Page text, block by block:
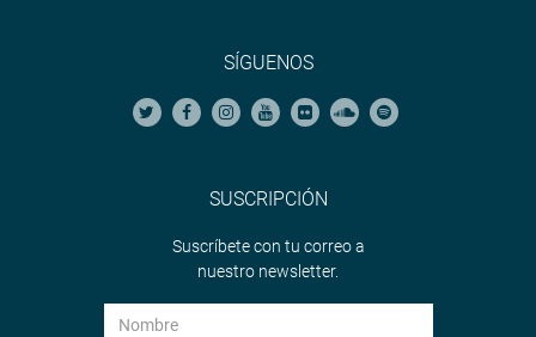
SÍGUENOS
SUSCRIPCIÓN
Suscríbete con tu correo a
nuestro newsletter.